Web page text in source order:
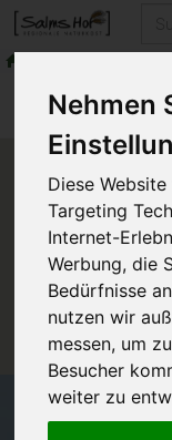
Nehmen
Diese
Targeting
Internet-
Werbung, die
Bedürfnisse
nutzen wir
messen, um
Besucher
weiter zu
Produkte
Süßen
Produkt
Das von Ihnen
nicht verfügbar.